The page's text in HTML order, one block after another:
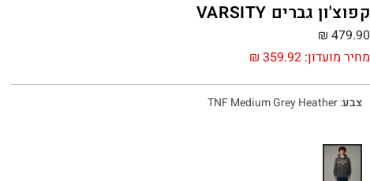
קפוצ'ון גברים VARSITY
מחיר מועדון: ₪ 359.92
₪ 479.90
צבע:
TNF Medium Grey Heather